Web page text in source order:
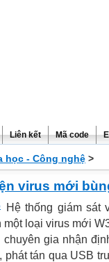
Liên kết Mã code
học - Công nghệ >
virus mới
Hệ thống giám sát
một loại virus mới
chuyên gia nhận
phát tán qua USB